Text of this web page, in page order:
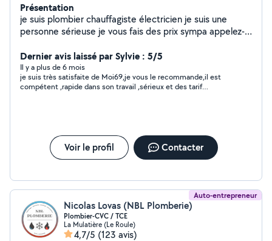
Présentation
je suis plombier chauffagiste électricien je suis une
personne sérieuse je vous fais des prix sympa appelez-
Dernier avis laissé par Sylvie : 5/5
Il y a plus de 6 mois
je suis très satisfaite de Moi69,je vous le recommande,il est
compétent ,rapide dans son travail ,sérieux et des tarif
Voir le profil Contacter
Auto-entrepreneur
Nicolas Lovas (NBL Plomberie)
Plombier-CVC / TCE
La Mulatière (Le Roule)
4,7/5 (123 avis)